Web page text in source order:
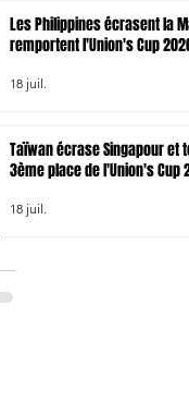
Les Philippines écrasent la
remportent l'Union's Cup
18 juil.
Taïwan écrase Singapour et
3ème place de l'Union's Cup
18 juil.